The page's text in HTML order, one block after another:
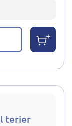
terier